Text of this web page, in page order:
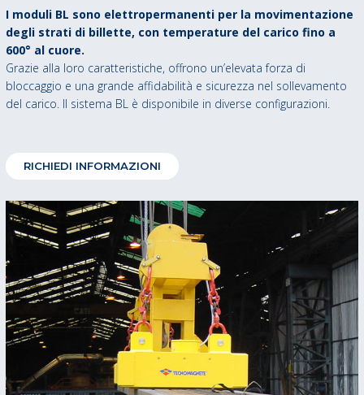
I moduli BL sono elettropermanenti per la movimentazione
degli strati di billette, con temperature del carico fino a
600° al cuore.
Grazie alla loro caratteristiche, offrono un’elevata forza di
bloccaggio e una grande affidabilità e sicurezza nel sollevamento
del carico. Il sistema BL è disponibile in diverse configurazioni.
RICHIEDI INFORMAZIONI